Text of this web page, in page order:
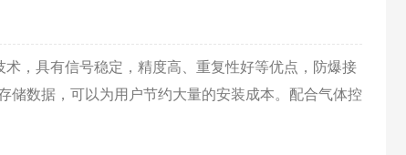
，具有信号稳定，精度高、重复性好等优点，防爆接
储数据，可以为用户节约大量的安装成本。配合气体控